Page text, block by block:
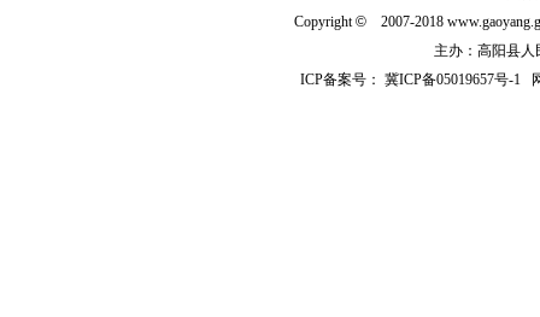
Copyright© 2007-2018
主办：高阳县人
ICP备案号：冀ICP备05019657号-1